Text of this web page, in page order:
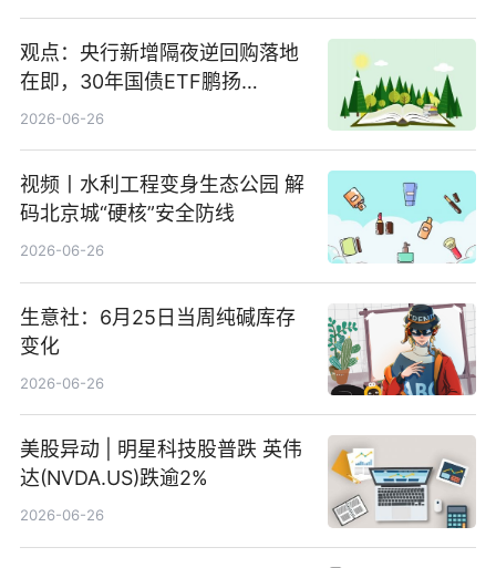
观点：央行新增隔夜逆回购落地
在即，30年国债ETF鹏扬
(511090) 盘中小幅上涨
2026-06-26
视频丨水利工程变身生态公园 解
码北京城“硬核”安全防线
2026-06-26
生意社：6月25日当周纯碱库存
变化
2026-06-26
美股异动 | 明星科技股普跌 英伟
达(NVDA.US)跌逾2%
2026-06-26